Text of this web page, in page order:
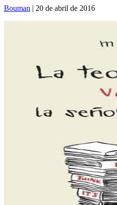
Bouman | 20 de abril de 2016